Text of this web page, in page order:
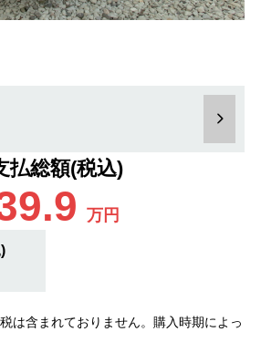
払総額(税込)
万円
は含まれておりません。購入時期によっ